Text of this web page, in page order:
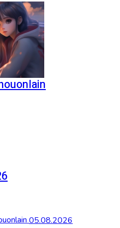
05.08.2026